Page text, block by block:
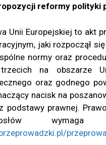
reformy polityki
Unii Europejskiej to akt
jaki rozpoczął
normy oraz
na obszarze
oraz godnego
nacisk na
podstawy prawnej.